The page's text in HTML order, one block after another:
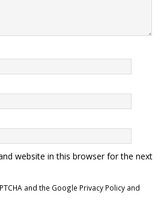
website in this browser for the next
and the Google Privacy Policy and